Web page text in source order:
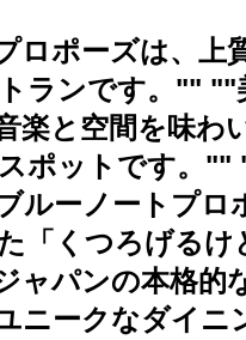
ロポーズは、上
ランです。"" ""
楽と空間を味
ポットです。""
ルーノートプ
「くつろげる
ャパンの本格的
ニークなダイ